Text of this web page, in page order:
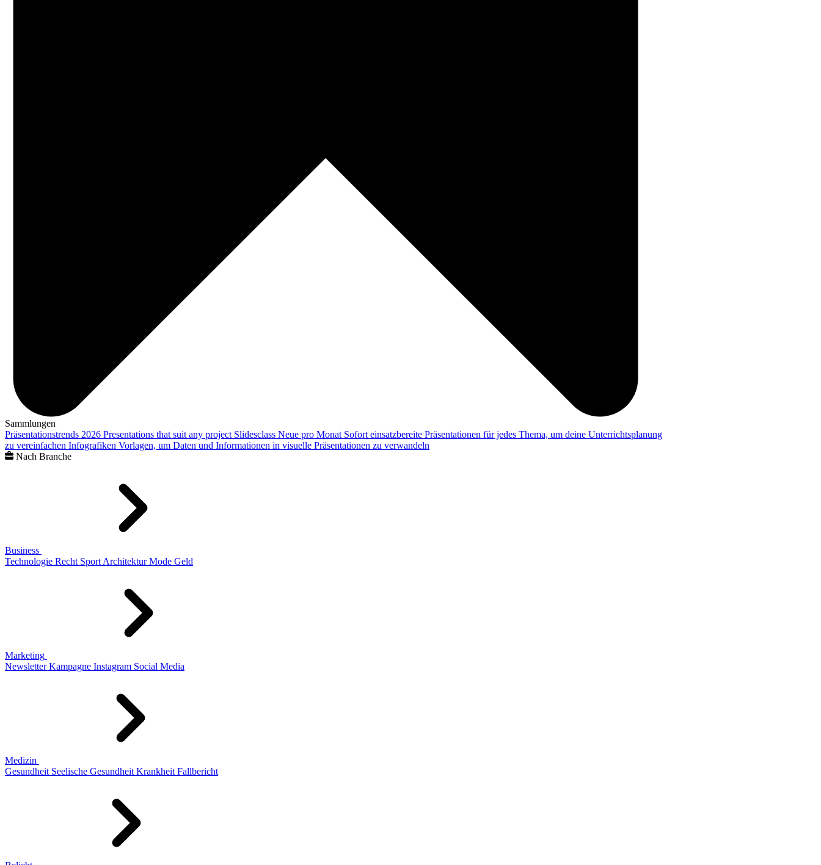
Sammlungen
Präsentationstrends 2026 Presentations that suit any project Slidesclass Neue pro Monat Sofort einsatzbereite Präsentationen für jedes Thema, um deine Unterrichtsplanung
zu vereinfachen Infografiken Vorlagen, um Daten und Informationen in visuelle Präsentationen zu verwandeln
Nach Branche
Business
Technologie Recht Sport Architektur Mode Geld
Marketing
Newsletter Kampagne Instagram Social Media
Medizin
Gesundheit Seelische Gesundheit Krankheit Fallbericht